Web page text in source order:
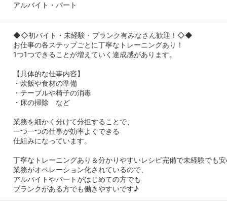
アルバイト・パート
◆◇初バイト・未経験・ブランク有みなさん歓迎！◇◆
お仕事の各ステップごとに丁寧なトレーニングあり！
1つ1つできることが増えていく達成感があります。
【具体的な仕事内容】
・炊飯や食材の準備
・テーブルや椅子の消毒
・床の掃除 など
業務を細かく分けて分担することで、
一つ一つの仕事が効率よくできる
仕組みになっています。
丁寧なトレーニングあり＆分かりやすいレシピ完備で未経験でも
業務がオペレーション化されているので、
アルバイトやパートがはじめての方でも
ブランクがある方でも働きやすいです♪